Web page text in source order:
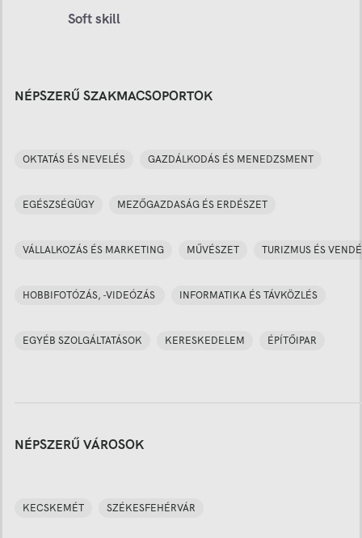
Soft skill
NÉPSZERŰ SZAKMACSOPORTOK
OKTATÁS ÉS NEVELÉS GAZDÁLKODÁS ÉS MENEDZSMENT
EGÉSZSÉGÜGY MEZŐGAZDASÁG ÉS ERDÉSZET
VÁLLALKOZÁS ÉS MARKETING MŰVÉSZET TURIZMUS ÉS
HOBBIFOTÓZÁS, -VIDEÓZÁS INFORMATIKA ÉS TÁVKÖZLÉS
EGYÉB SZOLGÁLTATÁSOK KERESKEDELEM ÉPÍTŐIPAR
NÉPSZERŰ VÁROSOK
KECSKEMÉT SZÉKESFEHÉRVÁR